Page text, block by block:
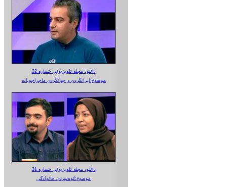
دانلود مجله تلویزیونی شماره 32
موضوع:ایرانگردی و جهانگردی ماجراجویانه
دانلود مجله تلویزیونی شماره 31
موضوع:کوه‌نوردی خانوادگی